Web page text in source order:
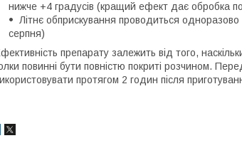
нижче +4 градусів (кращий ефект дає обробка
Літнє обприскування проводиться
серпня)
препарату залежить від того,
повинні бути повністю покриті розчином.
протягом 2 годин після